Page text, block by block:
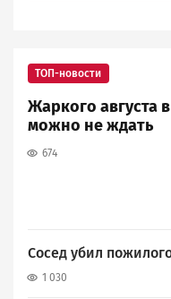
ТОП-новости
Жаркого августа
можно не ждать
674
Сосед убил
1 030